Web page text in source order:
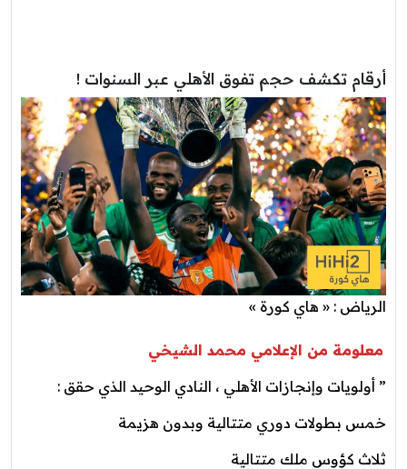
أرقام تكشف حجم تفوق الأهلي عبر السنوات !
الرياض : « هاي كورة »
معلومة من الإعلامي محمد الشيخي
” ‏أولويات وإنجازات ‎الأهلي ، النادي الوحيد الذي حقق :
خمس بطولات دوري متتالية وبدون هزيمة
ثلاث كؤوس ملك متتالية